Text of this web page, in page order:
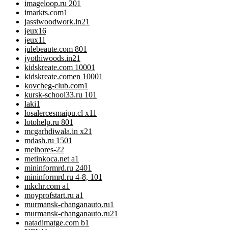
imageloop.ru 201
imarkts.com1
jassiwoodwork.in21
jeux16
jeux11
julebeaute.com 801
jyothiwoods.in21
kidskreate.com 10001
kidskreate.comen 10001
kovcheg-club.com1
kursk-school33.ru 101
laki1
losalercesmaipu.cl x11
lotohelp.ru 801
mcgarhdiwala.in x21
mdash.ru 1501
melhores-22
metinkoca.net a1
mininformrd.ru 2401
mininformrd.ru 4-8, 101
mkchr.com a1
moyprofstart.ru a1
murmansk-changanauto.ru1
murmansk-changanauto.ru21
natadimatge.com b1